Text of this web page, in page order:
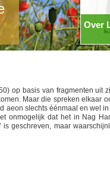
Over
op basis van fragmenten uit
Maar die spreken elkaar
aeon slechts éénmaal en wel
onmogelijk dat het in Nag
geschreven, maar